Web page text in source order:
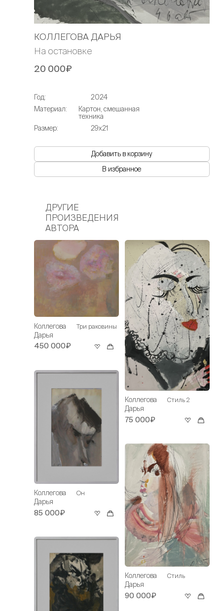
КОЛЛЕГОВА ДАРЬЯ
На остановке
20 000₽
Год:
2024
Материал:
Картон, смешанная
техника
Размер:
29х21
Добавить в корзину
В избранное
ДРУГИЕ
ПРОИЗВЕДЕНИЯ
АВТОРА
Коллегова
Дарья
Три раковины
450 000₽
Коллегова
Дарья
Он
85 000₽
Коллегова
Дарья
Стиль 2
75 000₽
Коллегова
Дарья
Стиль
90 000₽